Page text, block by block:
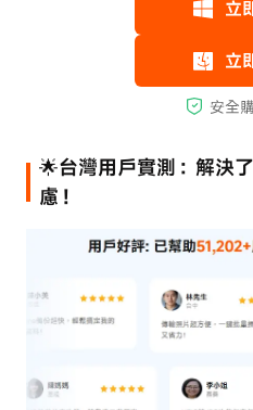
🌟台灣用戶實測：解決
慮！